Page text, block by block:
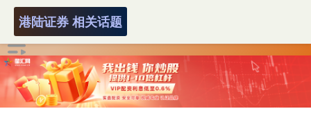
港陆证券 相关话题